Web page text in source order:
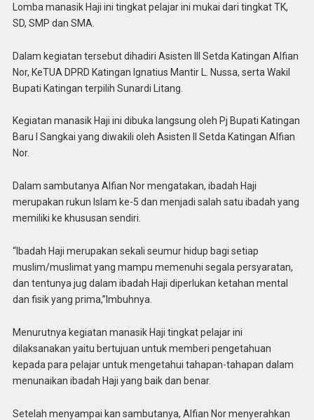
Lomba manasik Haji ini tingkat pelajar ini mukai dari tingkat TK,
SD, SMP dan SMA.
Dalam kegiatan tersebut dihadiri Asisten III Setda Katingan Alfian
Nor, KeTUA DPRD Katingan Ignatius Mantir L. Nussa, serta Wakil
Bupati Katingan terpilih Sunardi Litang.
Kegiatan manasik Haji ini dibuka langsung oleh Pj Bupati Katingan
Baru I Sangkai yang diwakili oleh Asisten II Setda Katingan Alfian
Nor.
Dalam sambutanya Alfian Nor mengatakan, ibadah Haji
merupakan rukun Islam ke-5 dan menjadi salah satu ibadah yang
memiliki ke khususan sendiri.
“Ibadah Haji merupakan sekali seumur hidup bagi setiap
muslim/muslimat yang mampu memenuhi segala persyaratan,
dan tentunya jug dalam ibadah Haji diperlukan ketahan mental
dan fisik yang prima,”Imbuhnya.
Menurutnya kegiatan manasik Haji tingkat pelajar ini
dilaksanakan yaitu bertujuan untuk memberi pengetahuan
kepada para pelajar untuk mengetahui tahapan-tahapan dalam
menunaikan ibadah Haji yang baik dan benar.
Setelah menyampai kan sambutanya, Alfian Nor menyerahkan